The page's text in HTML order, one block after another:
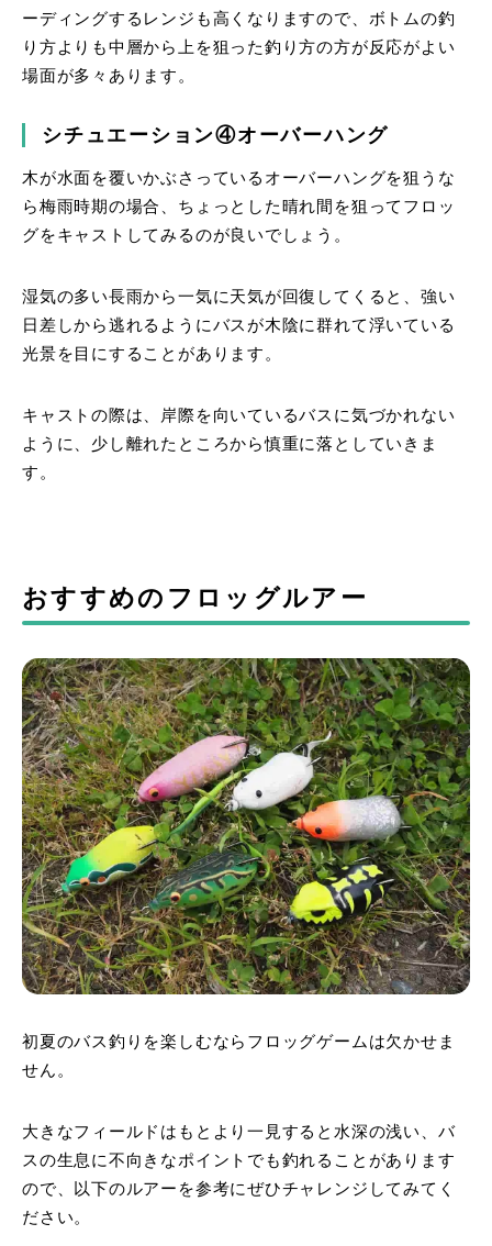
ーディングするレンジも高くなりますので、ボトムの釣
り方よりも中層から上を狙った釣り方の方が反応がよい
場面が多々あります。
シチュエーション④オーバーハング
木が水面を覆いかぶさっているオーバーハングを狙うな
ら梅雨時期の場合、ちょっとした晴れ間を狙ってフロッ
グをキャストしてみるのが良いでしょう。
湿気の多い長雨から一気に天気が回復してくると、強い
日差しから逃れるようにバスが木陰に群れて浮いている
光景を目にすることがあります。
キャストの際は、岸際を向いているバスに気づかれない
ように、少し離れたところから慎重に落としていきま
す。
おすすめのフロッグルアー
初夏のバス釣りを楽しむならフロッグゲームは欠かせま
せん。
大きなフィールドはもとより一見すると水深の浅い、バ
スの生息に不向きなポイントでも釣れることがあります
ので、以下のルアーを参考にぜひチャレンジしてみてく
ださい。